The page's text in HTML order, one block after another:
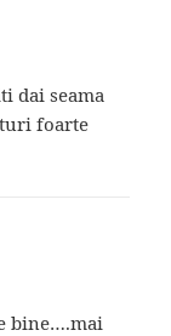
dai seama
foarte
bine….mai